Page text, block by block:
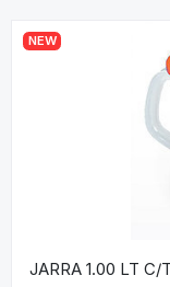
NEW
JARRA 1.00 LT C/